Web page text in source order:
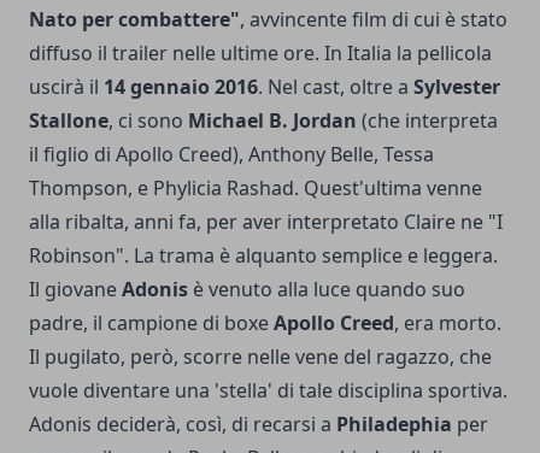
Nato per combattere", avvincente film di cui è stato
diffuso il trailer nelle ultime ore. In Italia la pellicola
uscirà il 14 gennaio 2016. Nel cast, oltre a Sylvester
Stallone, ci sono Michael B. Jordan (che interpreta
il figlio di Apollo Creed), Anthony Belle, Tessa
Thompson, e Phylicia Rashad. Quest'ultima venne
alla ribalta, anni fa, per aver interpretato Claire ne "I
Robinson". La trama è alquanto semplice e leggera.
Il giovaneAdonis è venuto alla luce quando suo
padre, il campione di boxeApollo Creed, era morto.
Il pugilato, però, scorre nelle vene del ragazzo, che
vuole diventare una 'stella' di tale disciplina sportiva.
Adonis deciderà, così, di recarsi a Philadephia per